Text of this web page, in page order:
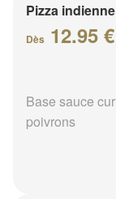
Pizza indienne
Dès 12.95 €
Base sauce
poivrons